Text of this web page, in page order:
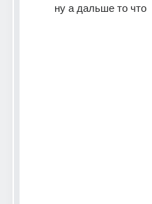
ну а дальше то что